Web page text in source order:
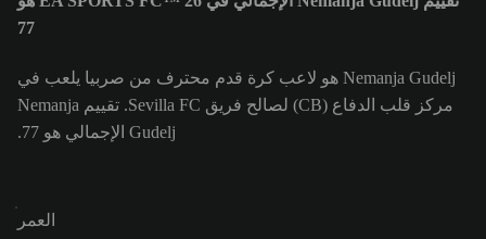
77
Nemanja Gudelj هو لاعب كرة قدم محترف من صربيا يلعب في
مركز قلب الدفاع (CB) لصالح فريق Sevilla FC. تقييم Nemanja
Gudelj الإجمالي هو 77.
العمر